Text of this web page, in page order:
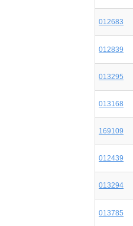
012683
012839
013295
013168
169109
012439
013294
013785